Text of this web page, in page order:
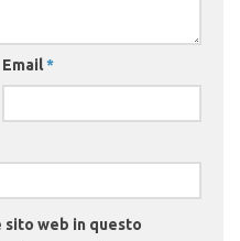
Email*
sito web in questo